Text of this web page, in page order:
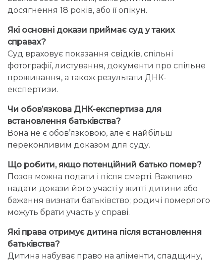
досягнення 18 років, або її опікун.
Які основні докази приймає суд у таких
справах?
Суд враховує показання свідків, спільні
фотографії, листування, документи про спільне
проживання, а також результати ДНК-
експертизи.
Чи обов’язкова ДНК-експертиза для
встановлення батьківства?
Вона не є обов’язковою, але є найбільш
переконливим доказом для суду.
Що робити, якщо потенційний батько помер?
Позов можна подати і після смерті. Важливо
надати докази його участі у житті дитини або
бажання визнати батьківство; родичі померлого
можуть брати участь у справі.
Які права отримує дитина після встановлення
батьківства?
Дитина набуває право на аліменти, спадщину,